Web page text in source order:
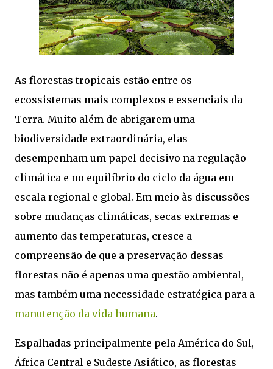
As florestas tropicais estão entre os
ecossistemas mais complexos e essenciais da
Terra. Muito além de abrigarem uma
biodiversidade extraordinária, elas
desempenham um papel decisivo na regulação
climática e no equilíbrio do ciclo da água em
escala regional e global. Em meio às discussões
sobre mudanças climáticas, secas extremas e
aumento das temperaturas, cresce a
compreensão de que a preservação dessas
florestas não é apenas uma questão ambiental,
mas também uma necessidade estratégica para a
manutenção da vida humana.
Espalhadas principalmente pela América do Sul,
África Central e Sudeste Asiático, as florestas